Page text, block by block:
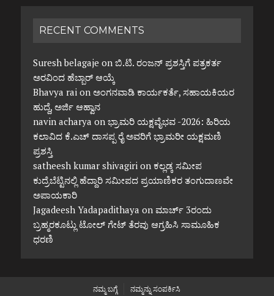
RECENT COMMENTS
Suresh belagaje on ಬಿ.ಟಿ. ರಂಜನ್ ಪ್ರಶಸ್ತಿಗೆ ಪತ್ರಕರ್ತ
ಅರವಿಂದ ಹೆಬ್ಬಾರ್ ಆಯ್ಕೆ
Bhavya raion ಅಂಗನವಾಡಿ ಕಾರ್ಯಕರ್ತೆ, ಸಹಾಯಕಿಯರ
ಹುದ್ದೆ, ಅರ್ಜಿ ಆಹ್ವಾನ
navin acharya on ಭ್ರಾಮರಿ ಯಕ್ಷವೈಭವ -2026: ಹಿರಿಯ
ಕಲಾವಿದ ಕೆ.ಎಚ್ ದಾಸಪ್ಪ ರೈ ಅವರಿಗೆ ಭ್ರಾಮರೀ ಯಕ್ಷಮಣಿ
ಪ್ರಶಸ್ತಿ
satheesh kumar shivagirion ಕಲ್ಲಡ್ಕ ಸಮೀಪ
ಕುದ್ರೆಬೆಟ್ಟಿನಲ್ಲಿ ಹೆದ್ದಾರಿ ಸಮೀಪದ ಪ್ರಯಾಣಿಕರ ತಂಗುದಾಣವೇ
ಅಪಾಯಕಾರಿ
Jagadeesh Yadapadithaya on ಮಾರ್ಚ್ 3ರಂದು
ಬ್ರಹ್ಮರಕೂಟ್ಲು ಟೋಲ್ ಗೇಟ್ ತೆರವು ಆಗ್ರಹಿಸಿ ಸಾಮೂಹಿಕ
ಧರಣಿ
ನಮ್ಮ ಬಗ್ಗೆ ನಮ್ಮನ್ನು ಸಂಪರ್ಕಿಸಿ